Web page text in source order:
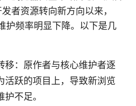
者资源转向新方向以来，
护频率明显下降。以下是几
移：原作者与核心维护者逐
活跃的项目上，导致新浏览
不足。